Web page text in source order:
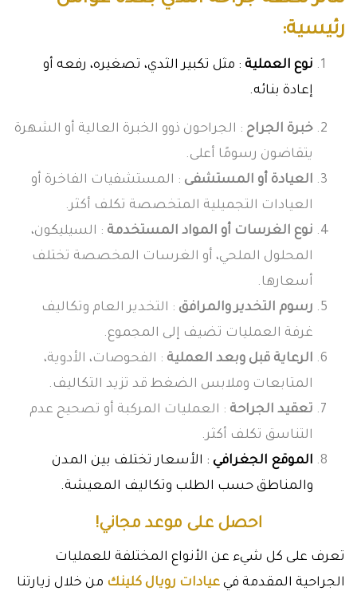
رئيسية:
نوع العملية : مثل تكبير الثدي، تصغيره، رفعه أو
إعادة بنائه.
خبرة الجراح : الجراحون ذوو الخبرة العالية أو الشهرة
يتقاضون رسومًا أعلى.
العيادة أو المستشفى : المستشفيات الفاخرة أو
العيادات التجميلية المتخصصة تكلف أكثر.
نوع الغرسات أو المواد المستخدمة : السيليكون،
المحلول الملحي، أو الغرسات المخصصة تختلف
أسعارها.
رسوم التخدير والمرافق : التخدير العام وتكاليف
غرفة العمليات تضيف إلى المجموع.
الرعاية قبل وبعد العملية : الفحوصات، الأدوية،
المتابعات وملابس الضغط قد تزيد التكاليف.
تعقيد الجراحة : العمليات المركبة أو تصحيح عدم
التناسق تكلف أكثر.
الموقع الجغرافي : الأسعار تختلف بين المدن
والمناطق حسب الطلب وتكاليف المعيشة.
احصل على موعد مجاني!
تعرف على كل شيء عن الأنواع المختلفة للعمليات
الجراحية المقدمة في عيادات رويال كلينك من خلال زيارتنا